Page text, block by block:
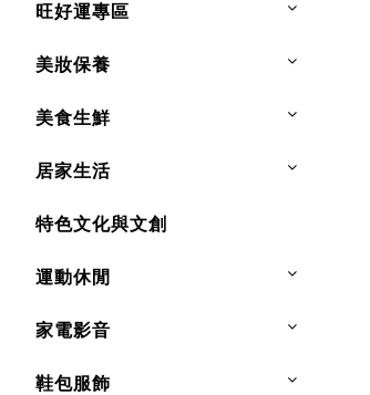
旺好運專區
美妝保養
美食生鮮
居家生活
特色文化與文創
運動休閒
家電影音
鞋包服飾